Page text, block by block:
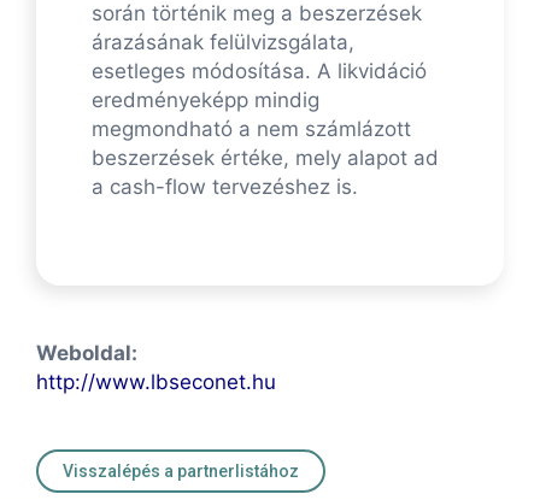
során történik meg a beszerzések
árazásának felülvizsgálata,
esetleges módosítása. A likvidáció
eredményeképp mindig
megmondható a nem számlázott
beszerzések értéke, mely alapot ad
a cash-flow tervezéshez is.
Weboldal:
http://www.lbseconet.hu
Visszalépés a partnerlistához